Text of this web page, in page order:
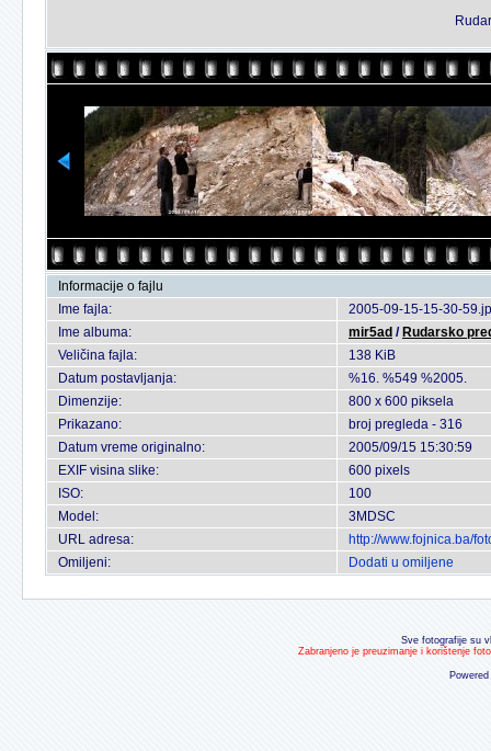
Informacije o fajlu
Ime fajla:
2005-09-15-15-30-
Ime albuma:
mir5ad / Rudarsko
Veličina fajla:
138 KiB
Datum postavljanja:
%16. %549 %2005.
Dimenzije:
800 x 600 piksela
Prikazano:
broj pregleda - 316
Datum vreme originalno:
2005/09/15 15:30:59
EXIF visina slike:
600 pixels
ISO:
100
Model:
3MDSC
URL adresa:
http://www.fojnica.ba/
Omiljeni:
Dodati u omiljene
Sve fotografije su
Zabranjeno je preuzimanje i korištenje